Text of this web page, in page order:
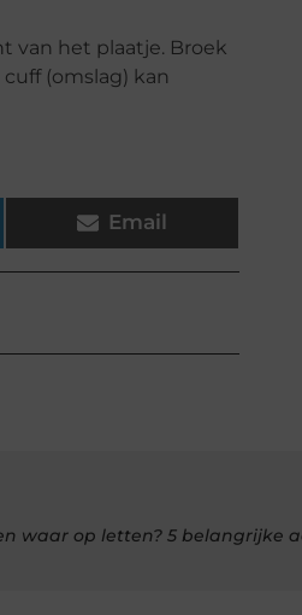
van het plaatje. Broek
(omslag) kan
Email
waar op letten? 5 belangrijke